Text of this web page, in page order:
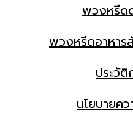
พวงหรีด
พวงหรีดอาหา
ประวั
นโยบายค